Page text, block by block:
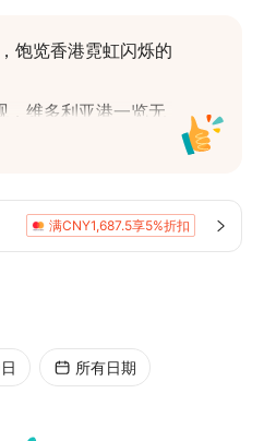
饱览香港霓虹闪烁的
维多利亚港一览无
「幻彩咏香江」灯光
满CNY1,687.5享5%折扣
所有日期